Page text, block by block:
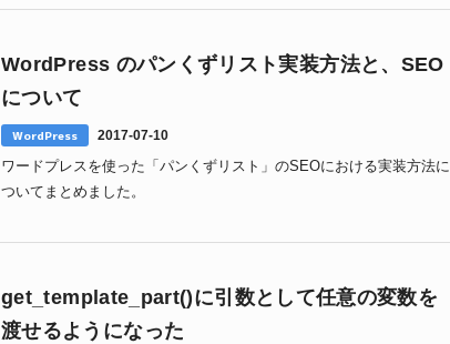
WordPress のパンくずリスト実装方法と、SEO
について
WordPress 2017-07-10
ワードプレスを使った「パンくずリスト」のSEOにおける実装方法に
ついてまとめました。
get_template_part()に引数として任意の変数を
渡せるようになった